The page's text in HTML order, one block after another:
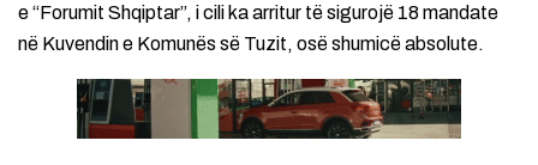
e “Forumit Shqiptar”, i cili ka arritur të sigurojë 18 mandate
në Kuvendin e Komunës së Tuzit, osë shumicë absolute.